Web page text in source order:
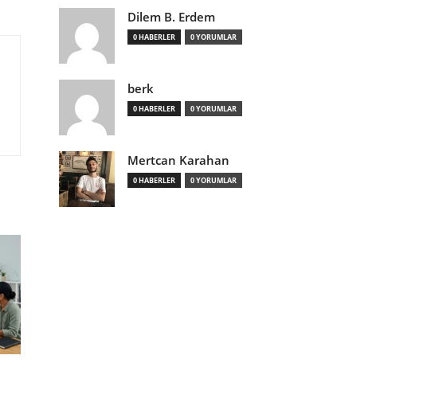
Dilem B. Erdem
0 HABERLER 0 YORUMLAR
berk
0 HABERLER 0 YORUMLAR
Mertcan Karahan
0 HABERLER 0 YORUMLAR